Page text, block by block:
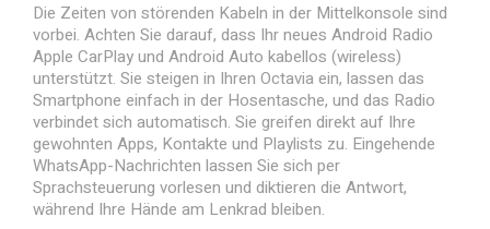
Die Zeiten von störenden Kabeln in der Mittelkonsole sind
vorbei. Achten Sie darauf, dass Ihr neues Android Radio
Apple CarPlay und Android Auto kabellos (wireless)
unterstützt. Sie steigen in Ihren Octavia ein, lassen das
Smartphone einfach in der Hosentasche, und das Radio
verbindet sich automatisch. Sie greifen direkt auf Ihre
gewohnten Apps, Kontakte und Playlists zu. Eingehende
WhatsApp-Nachrichten lassen Sie sich per
Sprachsteuerung vorlesen und diktieren die Antwort,
während Ihre Hände am Lenkrad bleiben.